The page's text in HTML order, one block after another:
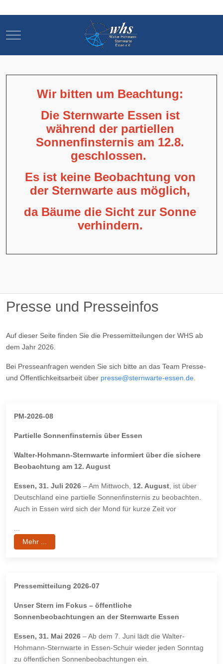
Mobile Menu Toggle
Wir bitten um Beachtung:
Die Sternwarte Essen ist
während der partiellen
Sonnenfinsternis am 12.8.
geschlossen.
Es ist keine Beobachtung von
der Sternwarte aus möglich,
da Bäume die Sicht zur Sonne
verhindern.
Presse und Presseinfos
Auf dieser Seite finden Sie die Pressemitteilungen der WHS ab
dem Jahr 2026.
Bei Presseanfragen wenden Sie sich bitte an das Team Presse-
und Öffentlichkeitsarbeit über presse@sternwarte-essen.de
PM-2026-08
Partielle Sonnenfinsternis über Essen
Walter-Hohmann-Sternwarte informiert über die sichere
Beobachtung am 12. August
Essen, 31. Juli 2026 – Am Mittwoch, 12. August, ist über
Deutschland eine partielle Sonnenfinsternis zu beobachten.
Auch in Essen wird sich der Mond für kurze Zeit vor
...
Mehr ...
Pressemitteilung 2026-07
Unser Stern im Fokus – öffentliche
Sonnenbeobachtungen an der Sternwarte Essen
Essen, 31. Mai 2026 – Ab dem 7. Juni lädt die Walter-
Hohmann-Sternwarte in Essen-Schuir wieder jeden Sonntag
zu öffentlichen Sonnenbeobachtungen ein.